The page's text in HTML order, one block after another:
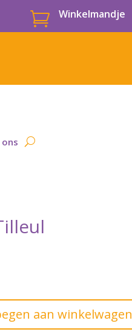
 Winkelmandje
aan winkelwagen